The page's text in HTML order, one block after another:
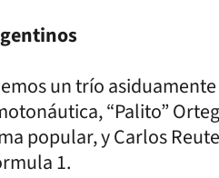
un trío
“Palito”
popular, y Carlos
1.